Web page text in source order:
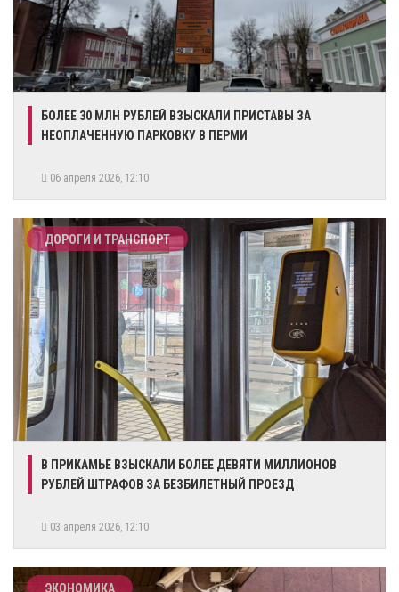
БОЛЕЕ 30 МЛН РУБЛЕЙ ВЗЫСКАЛИ ПРИСТАВЫ ЗА
НЕОПЛАЧЕННУЮ ПАРКОВКУ В ПЕРМИ
06 апреля 2026, 12:10
ДОРОГИ И ТРАНСПОРТ
В ПРИКАМЬЕ ВЗЫСКАЛИ БОЛЕЕ ДЕВЯТИ МИЛЛИОНОВ
РУБЛЕЙ ШТРАФОВ ЗА БЕЗБИЛЕТНЫЙ ПРОЕЗД
03 апреля 2026, 12:10
ЭКОНОМИКА